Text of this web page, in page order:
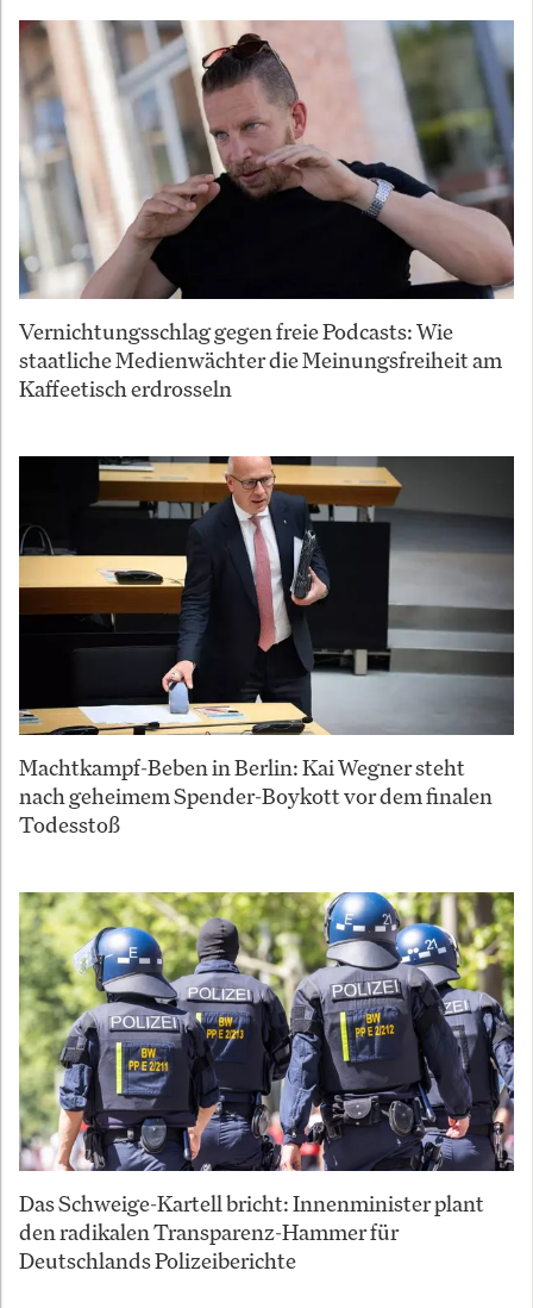
Vernichtungsschlag gegen freie Podcasts: Wie
staatliche Medienwächter die Meinungsfreiheit am
Kaffeetisch erdrosseln
Machtkampf-Beben in Berlin: Kai Wegner steht
nach geheimem Spender-Boykott vor dem finalen
Todesstoß
Das Schweige-Kartell bricht: Innenminister plant
den radikalen Transparenz-Hammer für
Deutschlands Polizeiberichte